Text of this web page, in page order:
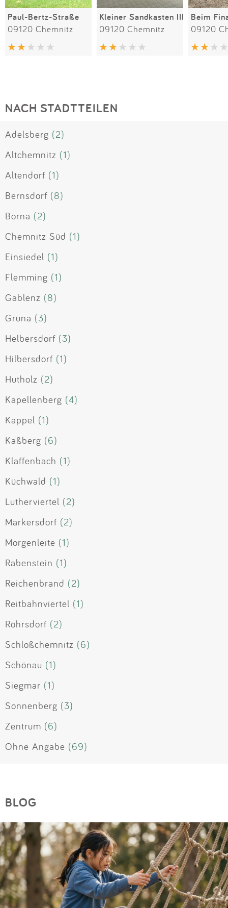
Paul-Bertz-Straße
09120 Chemnitz
Kleiner Sandkasten III
09120 Chemnitz
Beim
09120
NACH STADTTEILEN
Adelsberg (2)
Altchemnitz (1)
Altendorf (1)
Bernsdorf (8)
Borna (2)
Chemnitz Süd (1)
Einsiedel (1)
Flemming (1)
Gablenz (8)
Grüna (3)
Helbersdorf (3)
Hilbersdorf (1)
Hutholz (2)
Kapellenberg (4)
Kappel (1)
Kaßberg (6)
Klaffenbach (1)
Küchwald (1)
Lutherviertel (2)
Markersdorf (2)
Morgenleite (1)
Rabenstein (1)
Reichenbrand (2)
Reitbahnviertel (1)
Röhrsdorf (2)
Schloßchemnitz (6)
Schönau (1)
Siegmar (1)
Sonnenberg (3)
Zentrum (6)
Ohne Angabe (69)
BLOG